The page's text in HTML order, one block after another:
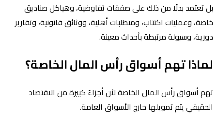
بل تعتمد بدلًا من ذلك على صفقات تفاوضية، وهياكل صناديق
خاصة، وعمليات اكتتاب، ومتطلبات أهلية، ووثائق قانونية، وتقارير
دورية، وسيولة مرتبطة بأحداث معينة.
لماذا تهم أسواق رأس المال الخاصة؟
تهم أسواق رأس المال الخاصة لأن أجزاءً كبيرة من الاقتصاد
الحقيقي يتم تمويلها خارج الأسواق العامة.